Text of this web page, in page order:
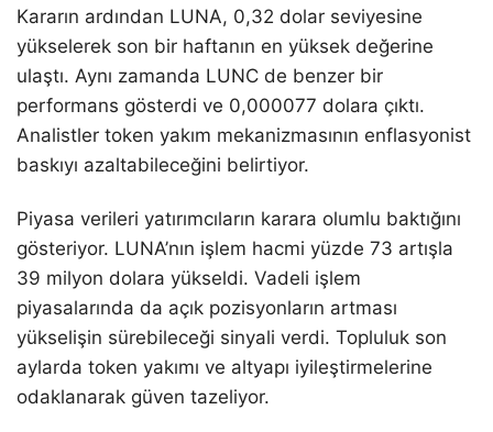
Kararın ardından LUNA, 0,32 dolar seviyesine
yükselerek son bir haftanın en yüksek değerine
ulaştı. Aynı zamanda LUNC de benzer bir
performans gösterdi ve 0,000077 dolara çıktı.
Analistler token yakım mekanizmasının enflasyonist
baskıyı azaltabileceğini belirtiyor.
Piyasa verileri yatırımcıların karara olumlu baktığını
gösteriyor. LUNA’nın işlem hacmi yüzde 73 artışla
39 milyon dolara yükseldi. Vadeli işlem
piyasalarında da açık pozisyonların artması
yükselişin sürebileceği sinyali verdi. Topluluk son
aylarda token yakımı ve altyapı iyileştirmelerine
odaklanarak güven tazeliyor.